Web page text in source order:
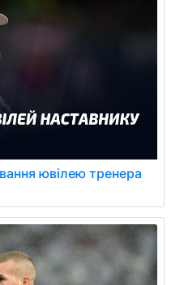
ювілею тренера